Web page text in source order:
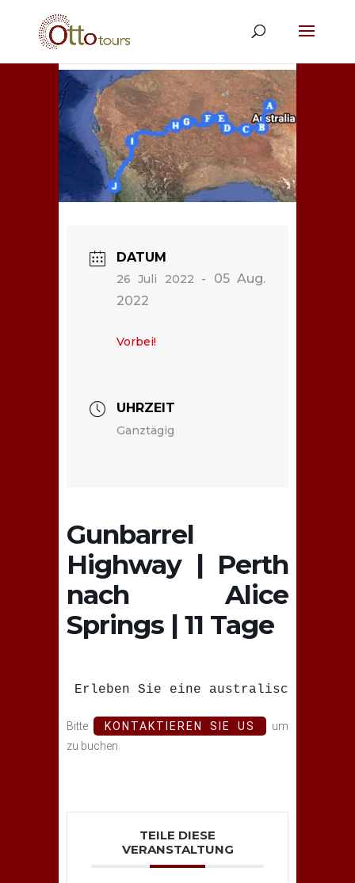
DATUM
26 Juli 2022 - 05 Aug.
2022
Vorbei!
UHRZEIT
Ganztägig
Gunbarrel
Highway | Perth
nach Alice
Springs | 11 Tage
Erleben Sie eine australische
Bitte KONTAKTIEREN SIE US
um
zu buchen.
TEILE DIESE
VERANSTALTUNG